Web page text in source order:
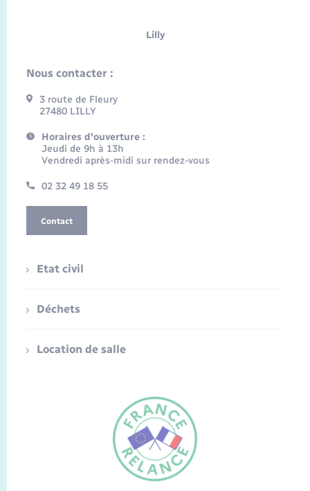
Lilly
Nous contacter :
3 route de Fleury
27480 LILLY
Horaires d'ouverture :
Jeudi de 9h à 13h
Vendredi après-midi sur rendez-vous
02 32 49 18 55
Contact
Etat civil
Déchets
Location de salle